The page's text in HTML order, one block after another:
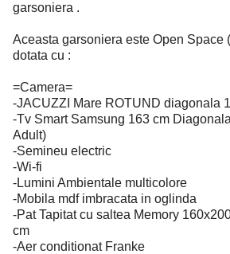
garsoniera .
Aceasta garsoniera este Open Space
dotata cu :
=Camera=
-JACUZZI Mare ROTUND diagonala
-Tv Smart Samsung 163 cm
Adult)
-Semineu electric
-Wi-fi
-Lumini Ambientale multicolore
-Mobila mdf imbracata in oglinda
-Pat Tapitat cu saltea Memory
cm
-Aer conditionat Franke